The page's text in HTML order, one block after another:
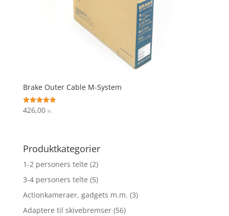
Brake Outer Cable M-System
Vurderet
4.9
426,00 kr.
Produktkategorier
1-2 personers telte (2)
3-4 personers telte (5)
Actionkameraer, gadgets m.m. (3)
Adaptere til skivebremser (56)